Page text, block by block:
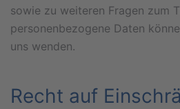
sowie zu weiteren Fragen zum
personenbezogene Daten
uns wenden.
Recht auf